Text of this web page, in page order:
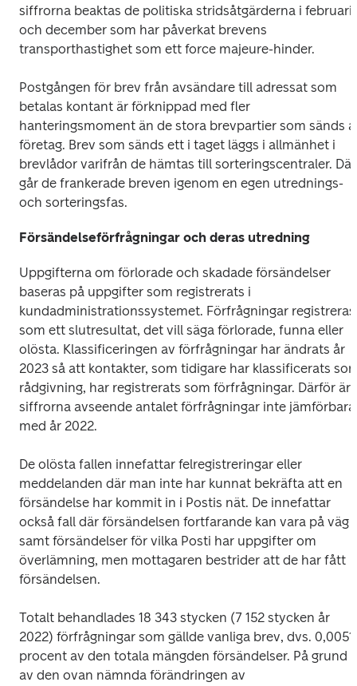
siffrorna beaktas de politiska stridsåtgärderna i februari
och december som har påverkat brevens
transporthastighet som ett force majeure-hinder.
Postgången för brev från avsändare till adressat som
betalas kontant är förknippad med fler
hanteringsmoment än de stora brevpartier som sänds
företag. Brev som sänds ett i taget läggs i allmänhet i
brevlådor varifrån de hämtas till sorteringscentraler. Där
går de frankerade breven igenom en egen utrednings-
och sorteringsfas.
Försändelseförfrågningar och deras utredning
Uppgifterna om förlorade och skadade försändelser
baseras på uppgifter som registrerats i
kundadministrationssystemet. Förfrågningar registreras
som ett slutresultat, det vill säga förlorade, funna eller
olösta. Klassificeringen av förfrågningar har ändrats år
2023 så att kontakter, som tidigare har klassificerats
rådgivning, har registrerats som förfrågningar. Därför är
siffrorna avseende antalet förfrågningar inte jämförbara
med år 2022.
De olösta fallen innefattar felregistreringar eller
meddelanden där man inte har kunnat bekräfta att en
försändelse har kommit in i Postis nät. De innefattar
också fall där försändelsen fortfarande kan vara på väg
samt försändelser för vilka Posti har uppgifter om
överlämning, men mottagaren bestrider att de har fått
försändelsen.
Totalt behandlades 18 343 stycken (7 152 stycken år
2022) förfrågningar som gällde vanliga brev, dvs. 0,0051
procent av den totala mängden försändelser. På grund
av den ovan nämnda förändringen av